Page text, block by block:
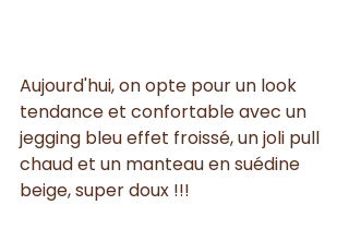
Aujourd'hui, on opte pour un look
tendance et confortable avec un
jegging bleu effet froissé, un joli pull
chaud et un manteau en suédine
beige, super doux !!!